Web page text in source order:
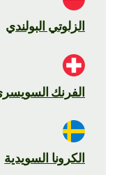
الزلوتي البولندي
الفرنك السويسري
الكرونا السويدية